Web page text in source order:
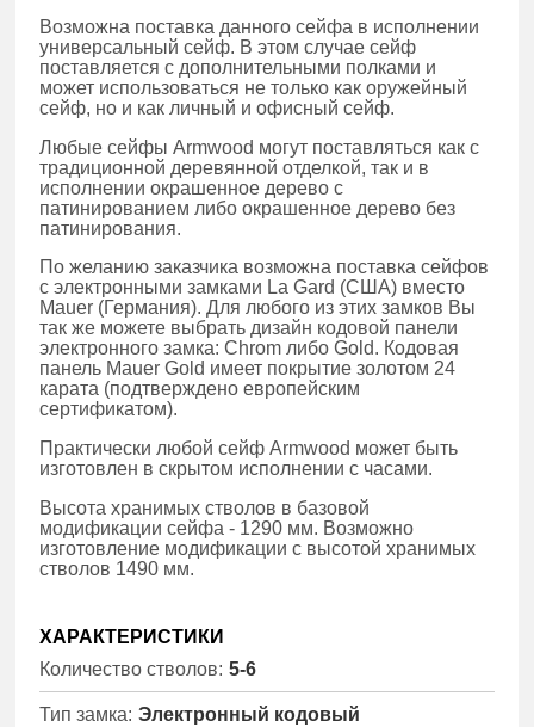
Возможна поставка данного сейфа в исполнении
универсальный сейф. В этом случае сейф
поставляется с дополнительными полками и
может использоваться не только как оружейный
сейф, но и как личный и офисный сейф.
Любые сейфы Armwood могут поставляться как с
традиционной деревянной отделкой, так и в
исполнении окрашенное дерево с
патинированием либо окрашенное дерево без
патинирования.
По желанию заказчика возможна поставка сейфов
с электронными замками La Gard (США) вместо
Mauer (Германия). Для любого из этих замков Вы
так же можете выбрать дизайн кодовой панели
электронного замка: Chrom либо Gold. Кодовая
панель Mauer Gold имеет покрытие золотом 24
карата (подтверждено европейским
сертификатом).
Практически любой сейф Armwood может быть
изготовлен в скрытом исполнении с часами.
Высота хранимых стволов в базовой
модификации сейфа - 1290 мм. Возможно
изготовление модификации с высотой хранимых
стволов 1490 мм.
ХАРАКТЕРИСТИКИ
Количество стволов: 5-6
Тип замка: Электронный кодовый